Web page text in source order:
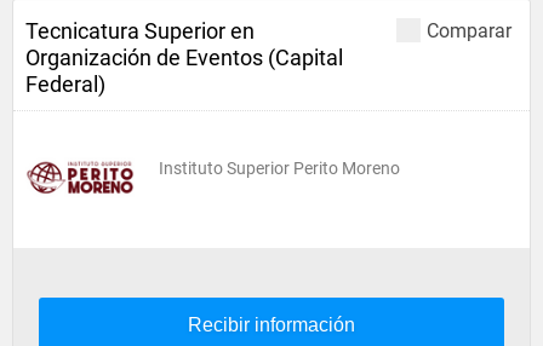
Comparar
Tecnicatura Superior en
Organización de Eventos (Capital
Federal)
Instituto Superior Perito Moreno
Recibir información